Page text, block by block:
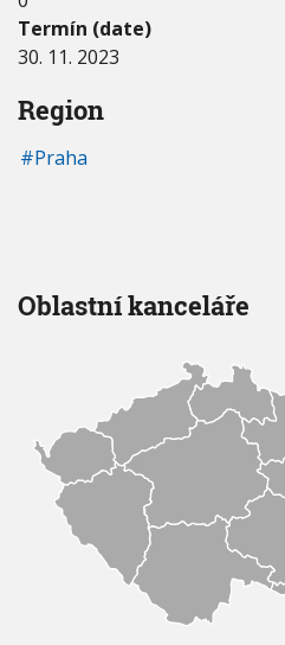
Termín (date)
30. 11. 2023
Region
Praha
Oblastní kanceláře